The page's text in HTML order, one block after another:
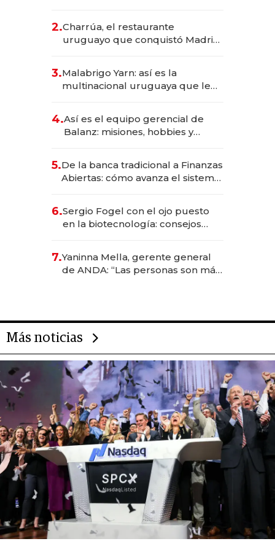
millones
2.Charrúa, el restaurante
uruguayo que conquistó Madrid:
anticipación y prepara apertura
3.Malabrigo Yarn: así es la
multinacional uruguaya que le
4.Así es el equipo gerencial de
Balanz: misiones, hobbies y
5.De la banca tradicional a Finanzas
Abiertas: cómo avanza el sistema
6.Sergio Fogel con el ojo puesto
en la biotecnología: consejos
rol de la IA
7.Yaninna Mella, gerente general
de ANDA: “Las personas son más
Más noticias